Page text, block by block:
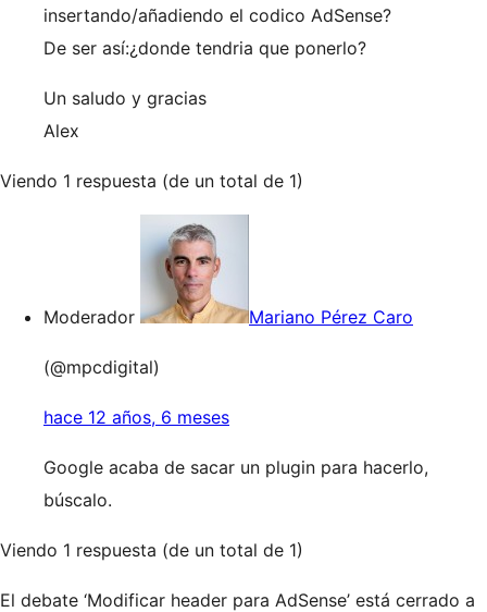
insertando/añadiendo el codico AdSense?
De ser así:¿donde tendria que ponerlo?
Un saludo y gracias
Alex
Viendo 1 respuesta (de un total de 1)
Moderador Mariano Pérez Caro
(@mpcdigital)
hace 12 años, 6 meses
Google acaba de sacar un plugin para hacerlo,
búscalo.
Viendo 1 respuesta (de un total de 1)
El debate ‘Modificar header para AdSense’ está cerrado a